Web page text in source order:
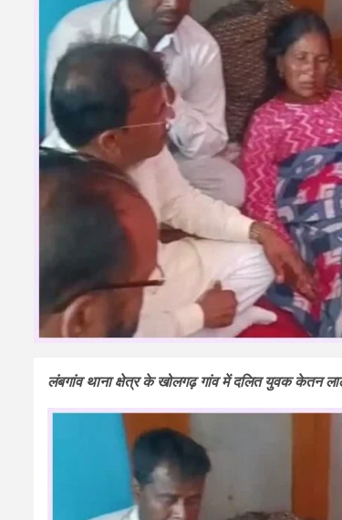
लंबगांव थाना क्षेत्र के खोलगढ़ गांव में दलित युवक केतन